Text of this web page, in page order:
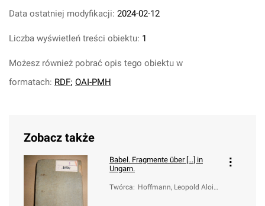
Data ostatniej modyfikacji: 2024-02-12
Liczba wyświetleń treści obiektu: 1
Możesz również pobrać opis tego obiektu w
formatach: RDF; OAI-PMH
Zobacz także
Babel. Fragmente über [...] in
Ungarn.
Twórca: Hoffmann, Leopold Alois